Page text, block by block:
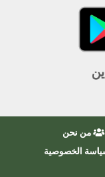
من نحن
الخصوصية